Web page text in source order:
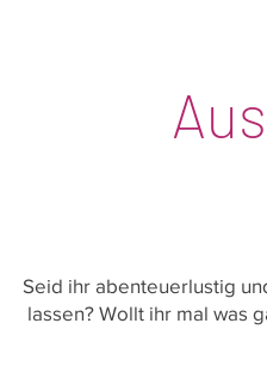
Seid ihr abenteuerlustig
lassen? Wollt ihr mal was